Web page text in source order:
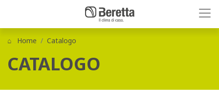
Home Catalogo
CATALOGO